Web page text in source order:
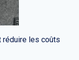
réduire les coûts